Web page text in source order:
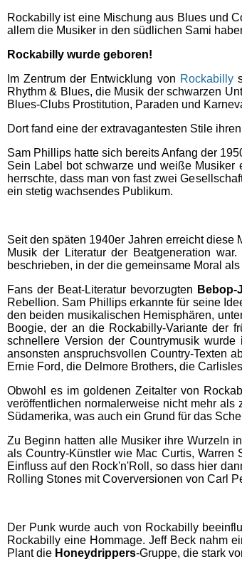
Rockabilly ist eine Mischung aus Blues und
allem die Musiker in den südlichen Sami
Rockabilly wurde geboren!
Im Zentrum der Entwicklung von Rockabilly
Rhythm & Blues, die Musik der schwarzen
Blues-Clubs Prostitution, Paraden und
Dort fand eine der extravagantesten Stile
Sam Phillips hatte sich bereits Anfang der
Sein Label bot schwarze und weiße
herrschte, dass man von fast zwei
ein stetig wachsendes Publikum.
Seit den späten 1940er Jahren erreicht
Musik der Literatur der Beatgeneration
beschrieben, in der die gemeinsame Moral
Fans der Beat-Literatur bevorzugten Bebop-
Rebellion. Sam Phillips erkannte für seine
den beiden musikalischen Hemisphären,
Boogie, der an die Rockabilly-Variante der
schnellere Version der Countrymusik
ansonsten anspruchsvollen Country-Texten
Ernie Ford, die Delmore Brothers, die
Obwohl es im goldenen Zeitalter von
veröffentlichen normalerweise nicht mehr
Südamerika, was auch ein Grund für das
Zu Beginn hatten alle Musiker ihre Wurzeln
als Country-Künstler wie Mac Curtis,
Einfluss auf den Rock'n'Roll, so dass hier
Rolling Stones mit Coverversionen von Carl
Der Punk wurde auch von Rockabilly
Rockabilly eine Hommage. Jeff Beck nahm
Plant die Honeydrippers-Gruppe, die stark